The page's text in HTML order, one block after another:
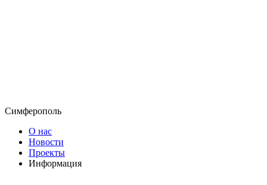
Симферополь
О нас
Новости
Проекты
Информация